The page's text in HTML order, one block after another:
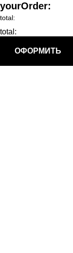
yourOrder:
total:
total:
ОФОРМИТЬ